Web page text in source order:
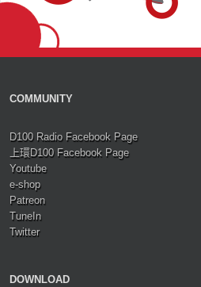
COMMUNITY
D100 Radio Facebook Page
上環D100 Facebook Page
Youtube
e-shop
Patreon
TuneIn
Twitter
DOWNLOAD